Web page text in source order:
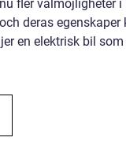
fler valmöjligheter i
deras egenskaper
en elektrisk bil